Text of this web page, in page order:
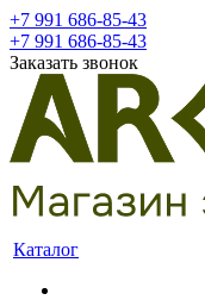
+7 991 686-85-43
+7 991 686-85-43
Заказать звонок
Каталог